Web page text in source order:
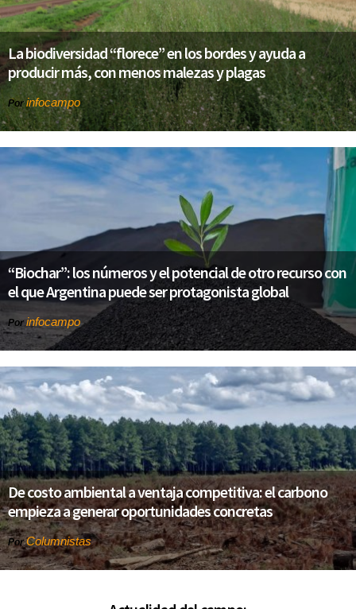
La biodiversidad “florece” en los bordes y ayuda a
producir más, con menos malezas y plagas
Porinfocampo
“Biochar”: los números y el potencial de otro recurso con
el que Argentina puede ser protagonista global
Porinfocampo
De costo ambiental a ventaja competitiva: el carbono
empieza a generar oportunidades concretas
PorColumnistas